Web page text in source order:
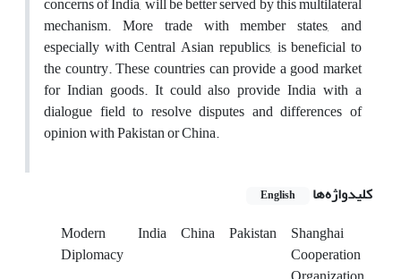
mechanism. More trade with member states, and
especially with Central Asian republics, is beneficial to
the country. These countries can provide a good market
for Indian goods. It could also provide India with a
dialogue field to resolve disputes and differences of
opinion with Pakistan or China.
کلیدواژه‌ها English
Modern
Diplomacy
India China Pakistan Shanghai
Cooperation